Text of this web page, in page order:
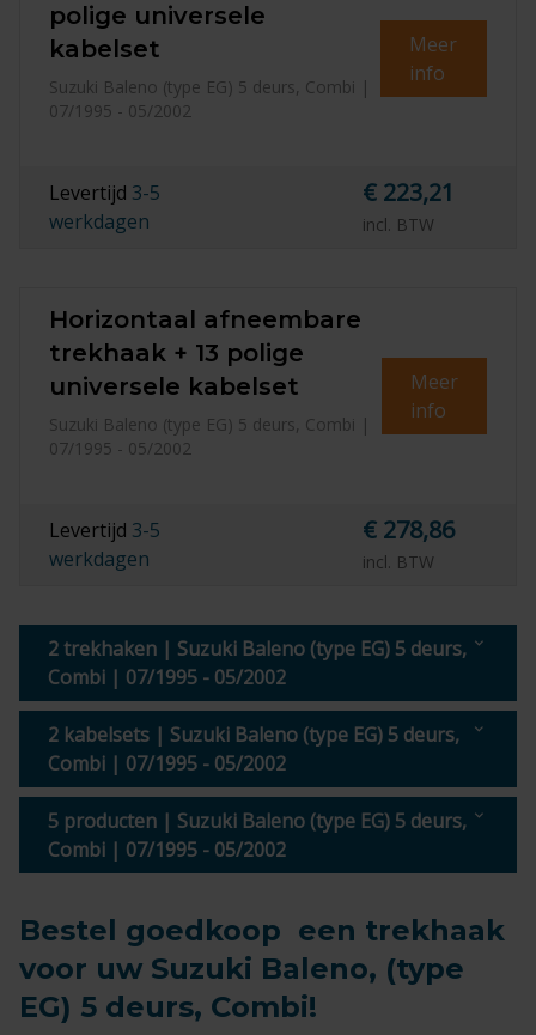
polige universele
kabelset
Suzuki Baleno (type EG) 5 deurs, Combi |
07/1995 - 05/2002
Meer
info
Levertijd 3-5
werkdagen
€ 223,21
incl. BTW
Horizontaal afneembare
trekhaak + 13 polige
universele kabelset
Suzuki Baleno (type EG) 5 deurs, Combi |
07/1995 - 05/2002
Meer
info
Levertijd 3-5
werkdagen
€ 278,86
incl. BTW
2 trekhaken | Suzuki Baleno (type EG) 5 deurs,
Combi | 07/1995 - 05/2002
2 kabelsets | Suzuki Baleno (type EG) 5 deurs,
Combi | 07/1995 - 05/2002
5 producten | Suzuki Baleno (type EG) 5 deurs,
Combi | 07/1995 - 05/2002
Bestel goedkoop een trekhaak
voor uw Suzuki Baleno, (type
EG) 5 deurs, Combi!